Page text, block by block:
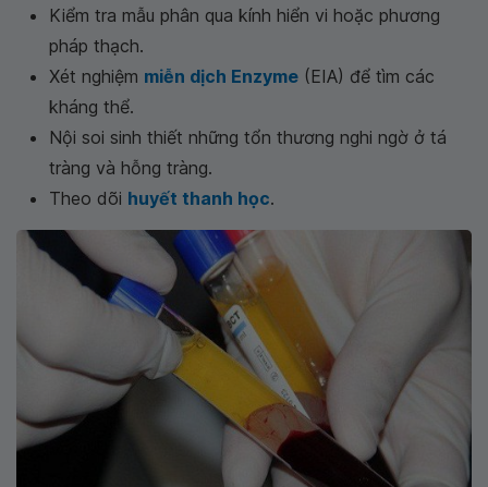
Kiểm tra mẫu phân qua kính hiển vi hoặc phương
pháp thạch.
Xét nghiệm miễn dịch Enzyme (EIA) để tìm các
kháng thể.
Nội soi sinh thiết những tổn thương nghi ngờ ở tá
tràng và hỗng tràng.
Theo dõi huyết thanh học.